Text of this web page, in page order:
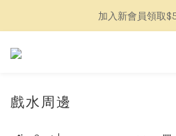
加入新會員領取
加入新會員領取
全館消費滿
戲水周邊